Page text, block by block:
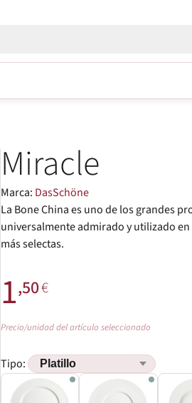
Miracle
Marca: DasSchöne
La Bone China es uno de los grandes
universalmente admirado y utilizado
más selectas.
1,50€
Precio/unidad del artículo seleccionado
Tipo: